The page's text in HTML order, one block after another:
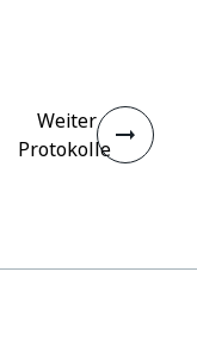
Weiter
Protokolle